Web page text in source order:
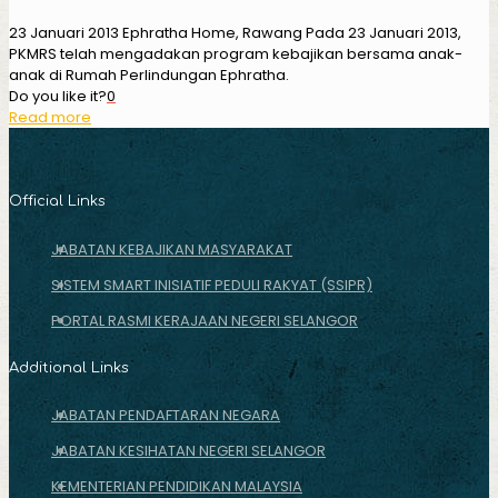
23 Januari 2013 Ephratha Home, Rawang Pada 23 Januari 2013,
PKMRS telah mengadakan program kebajikan bersama anak-
anak di Rumah Perlindungan Ephratha.
Do you like it?0
Read more
Official Links
JABATAN KEBAJIKAN MASYARAKAT
SISTEM SMART INISIATIF PEDULI RAKYAT (SSIPR)
PORTAL RASMI KERAJAAN NEGERI SELANGOR
Additional Links
JABATAN PENDAFTARAN NEGARA
JABATAN KESIHATAN NEGERI SELANGOR
KEMENTERIAN PENDIDIKAN MALAYSIA